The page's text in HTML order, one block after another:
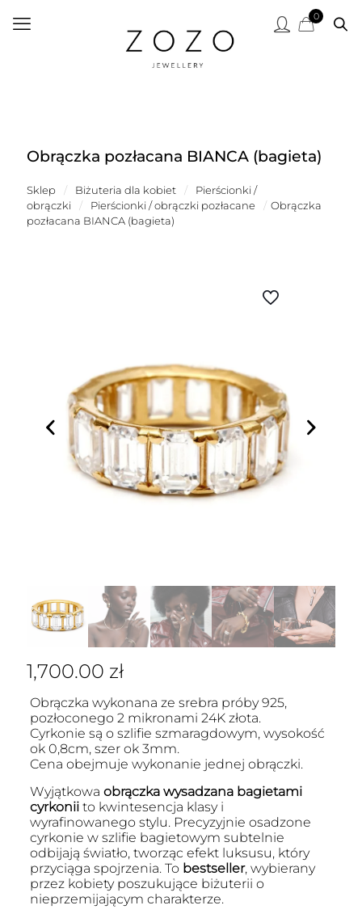
0
Obrączka pozłacana BIANCA (bagieta)
Sklep / Biżuteria dla kobiet /
Pierścionki /
obrączki
/ Pierścionki / obrączki pozłacane / Obrączka
pozłacana BIANCA (bagieta)
1,700.00 zł
Obrączka wykonana ze srebra próby 925,
pozłoconego 2 mikronami 24K złota.
Cyrkonie są o szlifie szmaragdowym, wysokość
ok 0,8cm, szer ok 3mm.
Cena obejmuje wykonanie jednej obrączki.
Wyjątkowa obrączka wysadzana bagietami
cyrkoniito kwintesencja klasy i
wyrafinowanego stylu. Precyzyjnie osadzone
cyrkonie w szlifie bagietowym subtelnie
odbijają światło, tworząc efekt luksusu, który
przyciąga spojrzenia. To bestseller, wybierany
przez kobiety poszukujące biżuterii o
nieprzemijającym charakterze.